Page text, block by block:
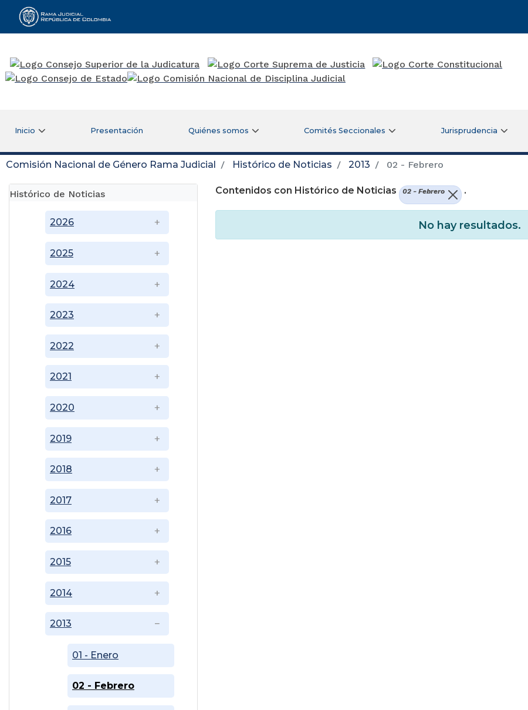
Rama Judicial
Inicio Presentación Quiénes somos Comités Seccionales Jurisprudencia
Comisión Nacional de Género Rama Judicial Histórico de Noticias 2013 02 - Febrero
Histórico de Noticias
2013
01 - Enero
02 - Febrero
2014
2015
2016
2017
2018
2019
2020
2021
2022
2023
2024
2025
2026
Contenidos con Histórico de Noticias 02 - Febrero .
No hay resultados.